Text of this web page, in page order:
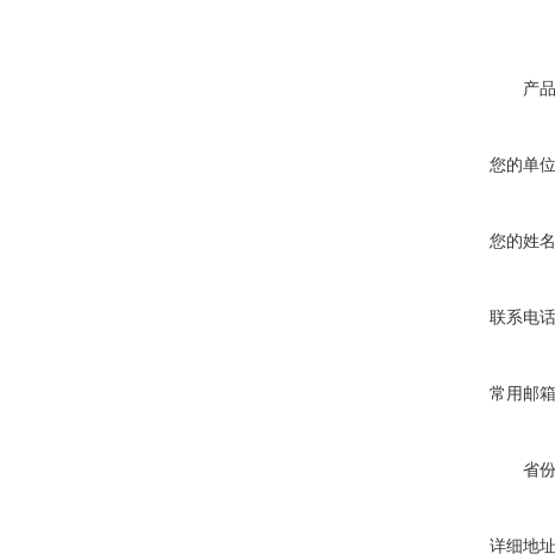
产品
您的单位
您的姓名
联系电话
常用邮箱
省份
详细地址